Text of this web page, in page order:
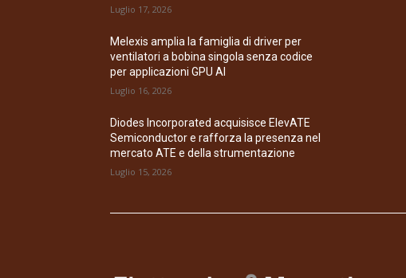
Luglio 17, 2026
Melexis amplia la famiglia di driver per
ventilatori a bobina singola senza codice
per applicazioni GPU AI
Luglio 16, 2026
Diodes Incorporated acquisisce ElevATE
Semiconductor e rafforza la presenza nel
mercato ATE e della strumentazione
Luglio 15, 2026